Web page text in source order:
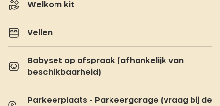
Welkom kit
Vellen
Babyset op afspraak (afhankelijk van
beschikbaarheid)
Parkeerplaats - Parkeergarage (vraag bij de